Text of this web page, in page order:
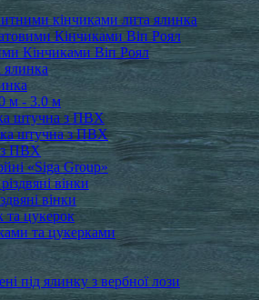
кінчиками лита ялинка
Кінчиками Віп Роял
Кінчиками Віп Роял
ялинка
м - 3.0 м
штучна з ПВХ
штучна з ПВХ
з ПВХ
«Siga Group»
вінки
вінки
та цукерок
та цукерками
під ялинку з вербної лози